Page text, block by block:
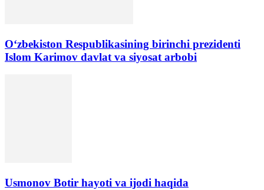
Oʻzbekiston Respublikasining birinchi prezidenti
Islom Karimov davlat va siyosat arbobi
Usmonov Botir hayoti va ijodi haqida